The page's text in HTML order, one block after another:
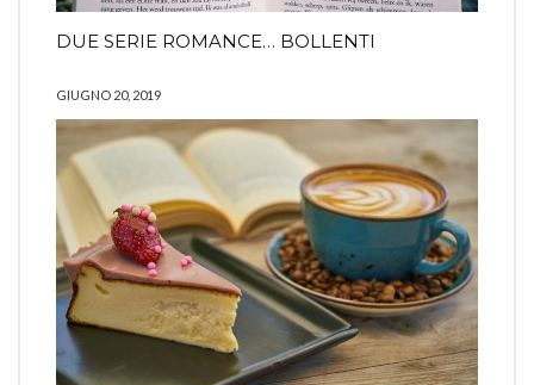
DUE SERIE ROMANCE… BOLLENTI
GIUGNO 20, 2019